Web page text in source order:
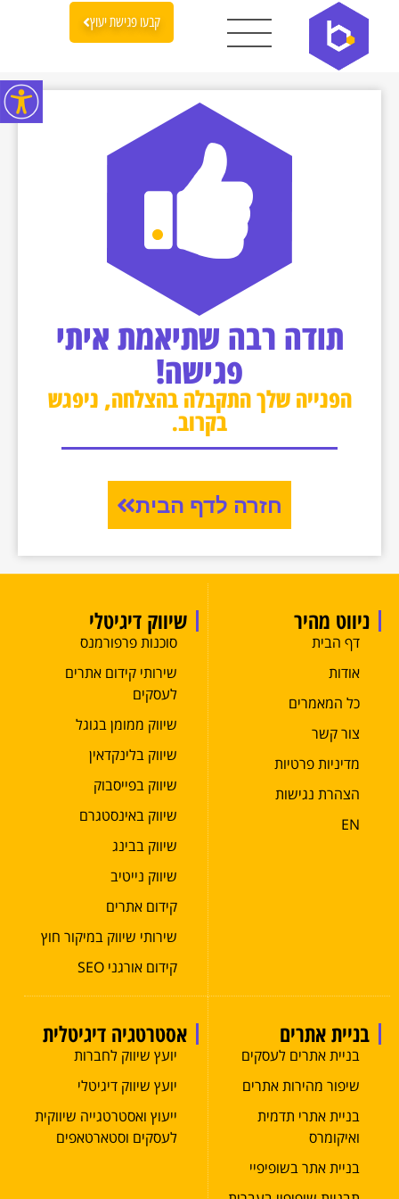
קבעו פגישת יעוץ
תודה רבה שתיאמת איתי
פגישה!
הפנייה שלך התקבלה בהצלחה, ניפגש
בקרוב.
חזרה לדף הבית
ניווט מהיר
דף הבית
אודות
כל המאמרים
צור קשר
מדיניות פרטיות
הצהרת נגישות
EN
שיווק דיגיטלי
סוכנות פרפורמנס
שירותי קידום אתרים
לעסקים
שיווק ממומן בגוגל
שיווק בלינקדאין
שיווק בפייסבוק
שיווק באינסטגרם
שיווק בבינג
שיווק נייטיב
קידום אתרים
שירותי שיווק במיקור חוץ
קידום אורגני SEO
בניית אתרים
בניית אתרים לעסקים
שיפור מהירות אתרים
בניית אתרי תדמית
ואיקומרס
בניית אתר בשופיפיי
אסטרטגיה דיגיטלית
יועץ שיווק לחברות
יועץ שיווק דיגיטלי
ייעוץ ואסטרטגייה שיווקית
לעסקים וסטארטאפים